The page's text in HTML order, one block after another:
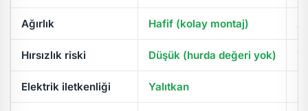
Ağırlık Hafif (kolay montaj)
Hırsızlık riski Düşük (hurda değeri yok)
Elektrik iletkenliği Yalıtkan